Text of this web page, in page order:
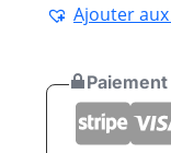
Ajouter